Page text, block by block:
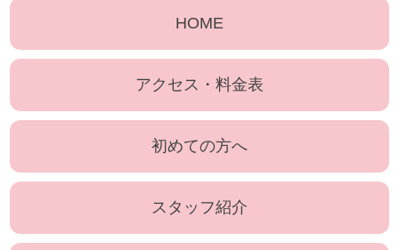
HOME
アクセス・料金表
初めての方へ
スタッフ紹介